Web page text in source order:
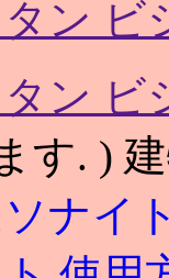
ン ビ
ン ビ
す. )
ナイ